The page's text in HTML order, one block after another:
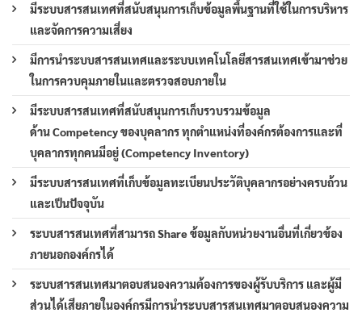
มีระบบสารสนเทศที่สนับสนุนการเก็บข้อมูลพื้นฐานที่ใช้ในการบริหาร
และจัดการความเสี่ยง
มีการนำระบบสารสนเทศและระบบเทคโนโลยีสารสนเทศเข้ามาช่วย
ในการควบคุมภายในและตรวจสอบภายใน
มีระบบสารสนเทศที่สนับสนุนการเก็บรวบรวมข้อมูล
ด้าน Competency ของบุคลากร ทุกตำแหน่งที่องค์กรต้องการและที่
บุคลากรทุกคนมีอยู่ (Competency Inventory)
มีระบบสารสนเทศที่เก็บข้อมูลทะเบียนประวัติบุคลากรอย่างครบถ้วน
และเป็นปัจจุบัน
ระบบสารสนเทศที่สามารถ Share ข้อมูลกับหน่วยงานอื่นที่เกี่ยวข้อง
ภายนอกองค์กรได้
ระบบสารสนเทศมาตอบสนองความต้องการของผู้รับบริการ และผู้มี
ส่วนได้เสียภายในองค์กรมีการนำระบบสารสนเทศมาตอบสนองความ